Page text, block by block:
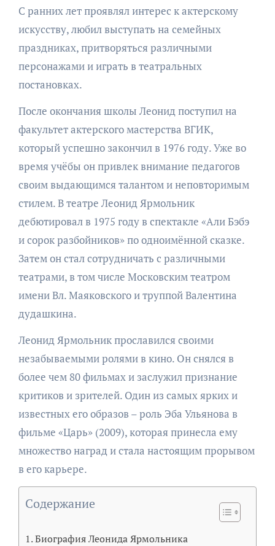
С ранних лет проявлял интерес к актерскому
искусству, любил выступать на семейных
праздниках, притворяться различными
персонажами и играть в театральных
постановках.
После окончания школы Леонид поступил на
факультет актерского мастерства ВГИК,
который успешно закончил в 1976 году. Уже во
время учёбы он привлек внимание педагогов
своим выдающимся талантом и неповторимым
стилем. В театре Леонид Ярмольник
дебютировал в 1975 году в спектакле «Али Бэбэ
и сорок разбойников» по одноимённой сказке.
Затем он стал сотрудничать с различными
театрами, в том числе Московским театром
имени Вл. Маяковского и труппой Валентина
дудашкина.
Леонид Ярмольник прославился своими
незабываемыми ролями в кино. Он снялся в
более чем 80 фильмах и заслужил признание
критиков и зрителей. Один из самых ярких и
известных его образов – роль Эба Ульянова в
фильме «Царь» (2009), которая принесла ему
множество наград и стала настоящим прорывом
в его карьере.
Содержание
Биография Леонида Ярмольника